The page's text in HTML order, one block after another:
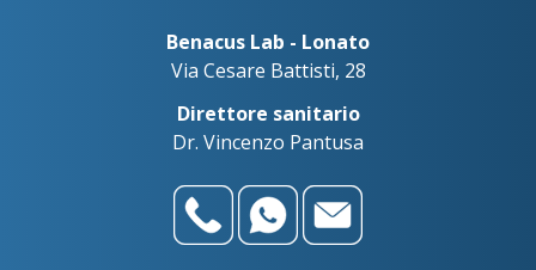
Benacus Lab - Lonato
Via Cesare Battisti, 28
Direttore sanitario
Dr. Vincenzo Pantusa